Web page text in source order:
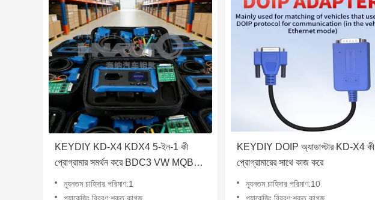
KEYDIY KD-X4 KDX4 5-ইন-1 কী
প্রোগ্রামার সমর্থন করে BDC3 VW MQB49
5C∙ KD Max KD Mate Mini Prog কে
একীভূত করে কী কপি জেনারেশন ও প্রোগ্রামিং এর
ন্যূনতম চাহিদার পরিমাণ:1
KEYDIY DOIP অ্যাডাপ্টার KD-X4 কী
প্রোগ্রামারের সাথে কাজ করে
ন্যূনতম চাহিদার পরিমাণ:10